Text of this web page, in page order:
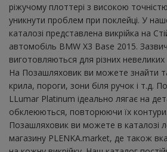
ріжучому плоттері з високою
уникнути проблем при поклейці. У
каталозі представлена ​​викрійка на
автомобіль BMW X3 Base 2015.
виготовляються для різних
На Позашляховик ви можете знайти
крила, пороги, зони біля ручок і т.д.
LLumar Platinum ідеально лягає на
обклеюються, повторюючи їх
Позашляховик ви можете в каталозі
магазину PLENKA.market, де також